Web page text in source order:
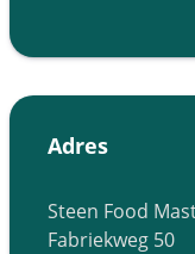
Adres
Steen Food
Fabriekweg 50